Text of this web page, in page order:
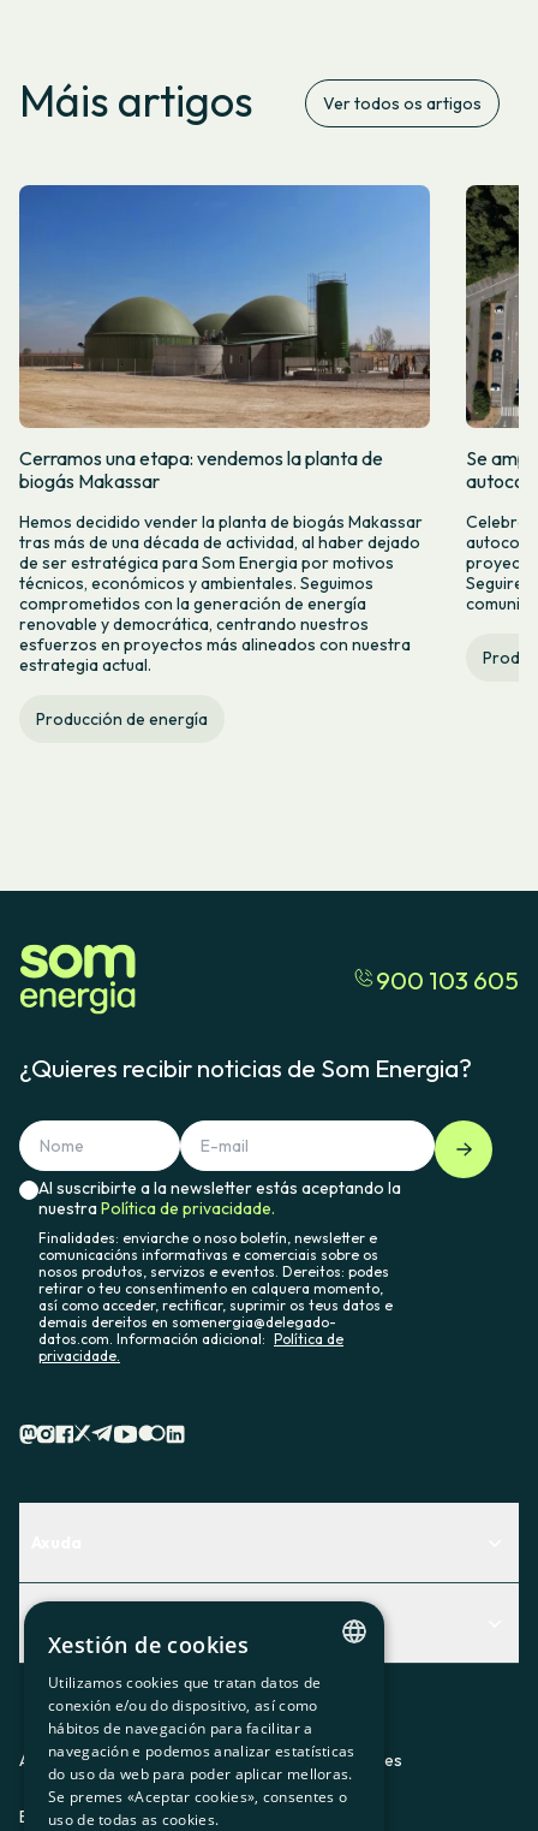
Máis artigos Ver todos os artigos
Cerramos una etapa: vendemos la planta de
biogás Makassar
Hemos decidido vender la planta de biogás Makassar
tras más de una década de actividad, al haber dejado
de ser estratégica para Som Energia por motivos
técnicos, económicos y ambientales. Seguimos
comprometidos con la generación de energía
renovable y democrática, centrando nuestros
esfuerzos en proyectos más alineados con nuestra
estrategia actual.
Producción de energía
Se
900 103 605
¿Quieres recibir noticias de Som Energia?
Al suscribirte a la newsletter estás aceptando la
nuestraPolítica de privacidade.
Finalidades: enviarche o noso boletín, newsletter e
comunicacións informativas e comerciais sobre os
nosos produtos, servizos e eventos. Dereitos: podes
retirar o teu consentimento en calquera momento,
así como acceder, rectificar, suprimir os teus datos e
demais dereitos en somenergia@delegado-
datos.com. Información adicional: Política de
privacidade.
Descubre qué servicio te encaja mejor
Contacto
Actualidad
O recuncho da socia
Prensa
Trabaja con nosotros
Aviso legalPolítica de privacidadPolítica de cookies
ES CAGLEU
CATALAN
SPANISH
GL
Xestión de cookies
Utilizamos cookies que tratan datos de
conexión e/ou do dispositivo, así como
hábitos de navegación para facilitar a
navegación e podemos analizar estatísticas
do uso da web para poder aplicar melloras.
Se premes «Aceptar cookies», consentes o
uso de todas as cookies.